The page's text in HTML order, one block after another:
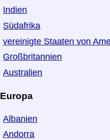
Indien
Südafrika
vereinigte Staaten von
Großbritannien
Australien
Europa
Albanien
Andorra